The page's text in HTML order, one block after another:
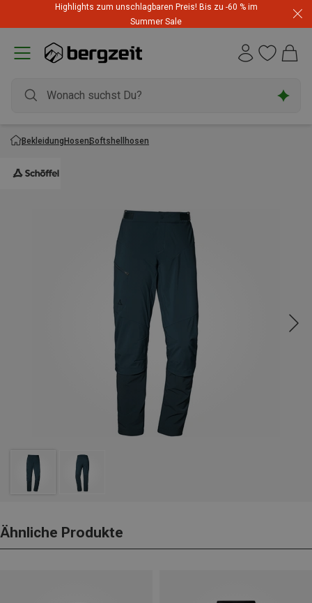
Highlights zum unschlagbaren Preis! Bis zu -60 % im
Summer Sale
BekleidungHosenSoftshellhosen
Ähnliche Produkte